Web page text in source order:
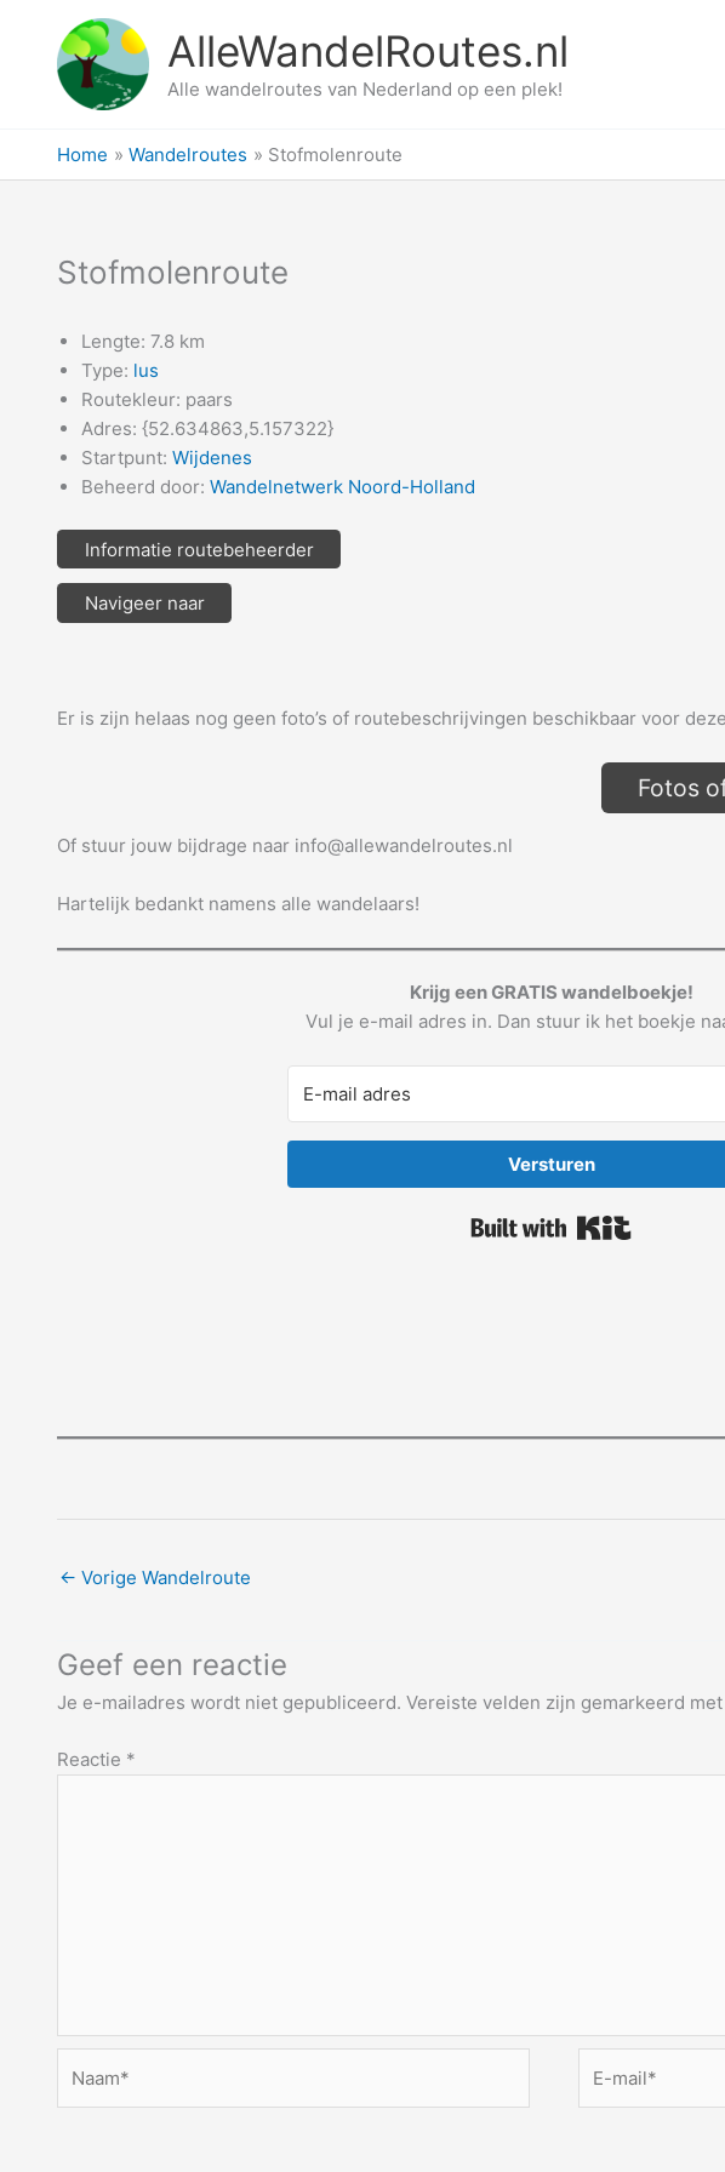
AlleWandelRoutes.nl
Alle wandelroutes van Nederland op een plek!
Home Wandelroutes Stofmolenroute
Stofmolenroute
Lengte: 7.8 km
Type: lus
Routekleur: paars
Adres: {52.634863,5.157322}
Startpunt: Wijdenes
Beheerd door: Wandelnetwerk Noord-Holland
Informatie routebeheerder
Navigeer naar
Er is zijn helaas nog geen foto’s of routebeschrijvingen beschikbaar voor
Fotos
Of stuur jouw bijdrage naar info@allewandelroutes.nl
Hartelijk bedankt namens alle wandelaars!
Krijg een GRATIS wandelboekje!
Vul je e-mail adres in. Dan stuur ik het boekje
Versturen
← Vorige Wandelroute
Geef een reactie
Je e-mailadres wordt niet gepubliceerd. Vereiste velden zijn gemarkeerd met
Reactie *
mail*